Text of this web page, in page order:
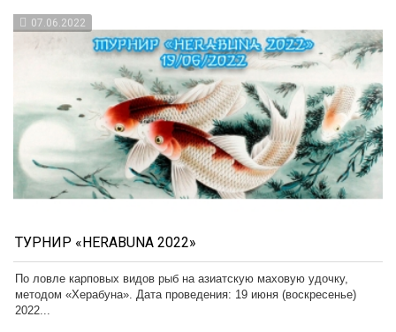
07.06.2022
ТУРНИР «HERABUNA 2022»
По ловле карповых видов рыб на азиатскую маховую удочку,
методом «Херабуна». Дата проведения: 19 июня (воскресенье)
2022...